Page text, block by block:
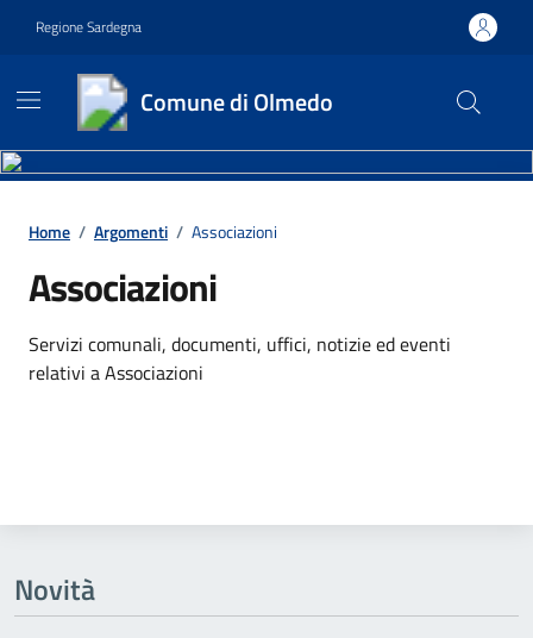
Regione Sardegna
Comune di Olmedo
Contenuti in evidenza
Home / Argomenti / Associazioni
Associazioni
Dettagli dell'argomento
Servizi comunali, documenti, uffici, notizie ed eventi
relativi a Associazioni
Novità